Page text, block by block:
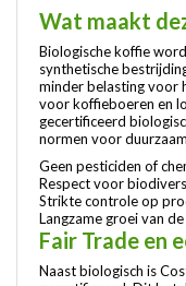
Wat maakt
Biologische koffie
synthetische
minder belasting voor
voor koffieboeren en
gecertificeerd
normen voor
Geen pesticiden of
Respect voor
Strikte controle op
Langzame groei van
Fair Trade en
Naast biologisch is